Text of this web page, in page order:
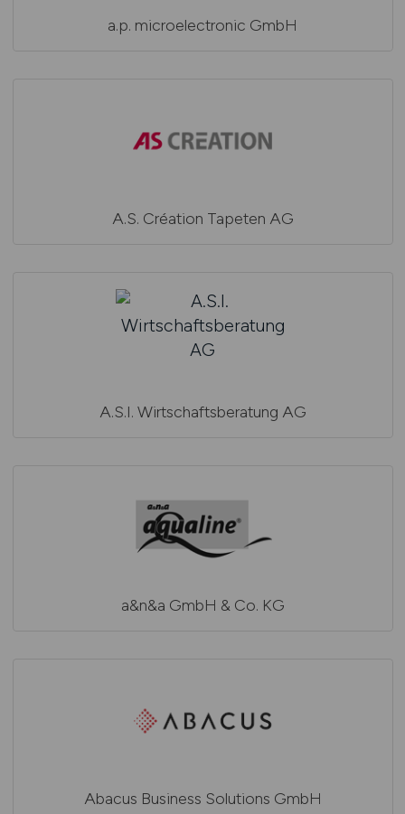
a.p. microelectronic GmbH
A.S. Création Tapeten AG
A.S.I. Wirtschaftsberatung AG
a&n&a GmbH & Co. KG
Abacus Business Solutions GmbH